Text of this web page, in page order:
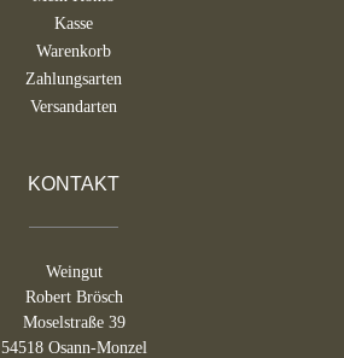
Kasse
Warenkorb
Zahlungsarten
Versandarten
KONTAKT
Weingut
Robert Brösch
Moselstraße 39
54518 Osann-Monzel